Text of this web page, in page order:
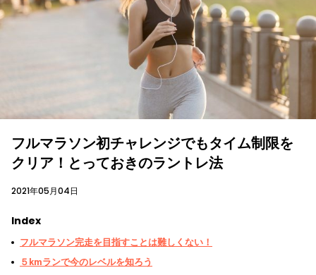
フルマラソン初チャレンジでもタイム制限を
クリア！とっておきのラントレ法
2021年05月04日
Index
フルマラソン完走を目指すことは難しくない！
５kmランで今のレベルを知ろう